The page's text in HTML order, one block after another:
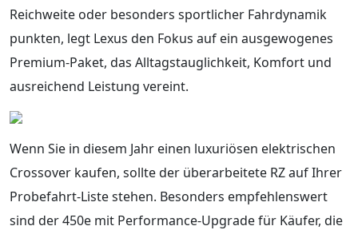
Reichweite oder besonders sportlicher Fahrdynamik
punkten, legt Lexus den Fokus auf ein ausgewogenes
Premium-Paket, das Alltagstauglichkeit, Komfort und
ausreichend Leistung vereint.
Wenn Sie in diesem Jahr einen luxuriösen elektrischen
Crossover kaufen, sollte der überarbeitete RZ auf Ihrer
Probefahrt-Liste stehen. Besonders empfehlenswert
sind der 450e mit Performance-Upgrade für Käufer, die